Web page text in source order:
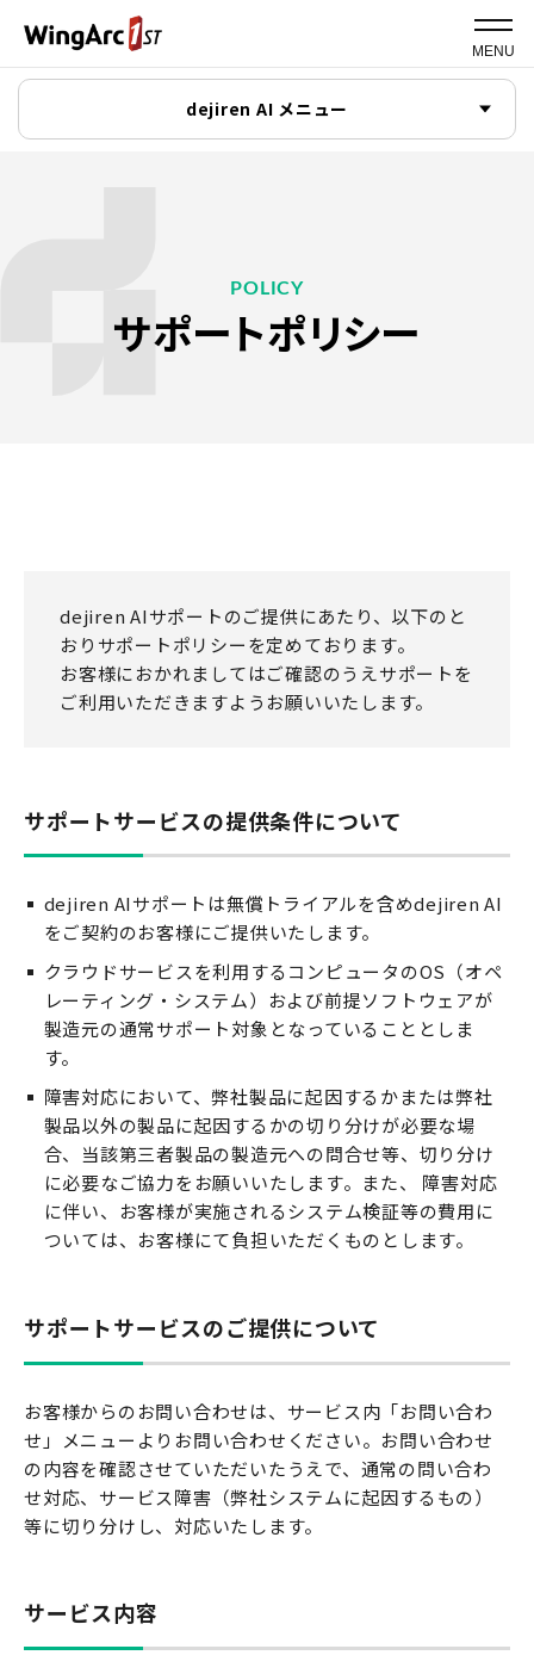
MENU
dejiren AI メニュー
POLICY
サポートポリシー
dejiren AIサポートのご提供にあたり、以下のと
おりサポートポリシーを定めております。
お客様におかれましてはご確認のうえサポートを
ご利用いただきますようお願いいたします。
サポートサービスの提供条件について
dejiren AIサポートは無償トライアルを含めdejiren AI
をご契約のお客様にご提供いたします。
クラウドサービスを利用するコンピュータのOS（オペ
レーティング・システム）および前提ソフトウェアが
製造元の通常サポート対象となっていることとしま
す。
障害対応において、弊社製品に起因するかまたは弊社
製品以外の製品に起因するかの切り分けが必要な場
合、当該第三者製品の製造元への問合せ等、切り分け
に必要なご協力をお願いいたします。また、 障害対応
に伴い、お客様が実施されるシステム検証等の費用に
ついては、お客様にて負担いただくものとします。
サポートサービスのご提供について
お客様からのお問い合わせは、サービス内「お問い合わ
せ」メニューよりお問い合わせください。お問い合わせ
の内容を確認させていただいたうえで、通常の問い合わ
せ対応、サービス障害（弊社システムに起因するもの）
等に切り分けし、対応いたします。
サービス内容